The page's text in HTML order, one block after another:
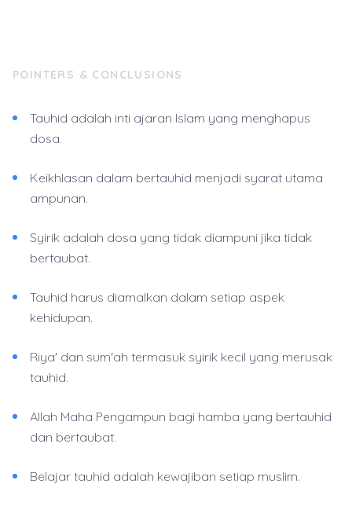
POINTERS & CONCLUSIONS
Tauhid adalah inti ajaran Islam yang menghapus
dosa.
Keikhlasan dalam bertauhid menjadi syarat utama
ampunan.
Syirik adalah dosa yang tidak diampuni jika tidak
bertaubat.
Tauhid harus diamalkan dalam setiap aspek
kehidupan.
Riya' dan sum'ah termasuk syirik kecil yang merusak
tauhid.
Allah Maha Pengampun bagi hamba yang bertauhid
dan bertaubat.
Belajar tauhid adalah kewajiban setiap muslim.